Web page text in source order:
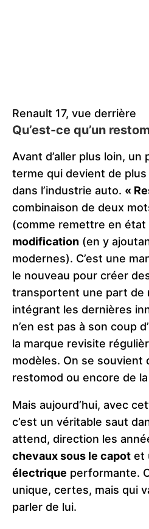
Renault 17, vue derrière
Qu’est-ce qu’un
Avant d’aller plus loin,
terme qui devient de
dans l’industrie auto. «
combinaison de deux
(comme remettre en
modification (en y
modernes). C’est une
le nouveau pour créer
transportent une part de
intégrant les dernières
n’en est pas à son coup
la marque revisite
modèles. On se souvient
restomod ou encore de
Mais aujourd’hui, avec
c’est un véritable saut
attend, direction les
chevaux sous le capot et
électrique performante.
unique, certes, mais qui
parler de lui.